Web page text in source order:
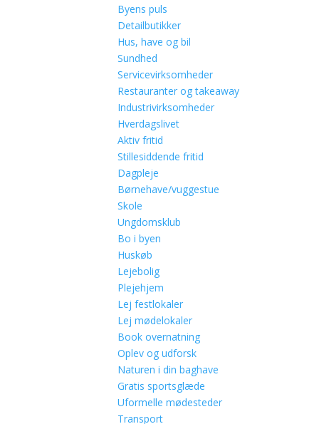
Byens puls
Detailbutikker
Hus, have og bil
Sundhed
Servicevirksomheder
Restauranter og takeaway
Industrivirksomheder
Hverdagslivet
Aktiv fritid
Stillesiddende fritid
Dagpleje
Børnehave/vuggestue
Skole
Ungdomsklub
Bo i byen
Huskøb
Lejebolig
Plejehjem
Lej festlokaler
Lej mødelokaler
Book overnatning
Oplev og udforsk
Naturen i din baghave
Gratis sportsglæde
Uformelle mødesteder
Transport